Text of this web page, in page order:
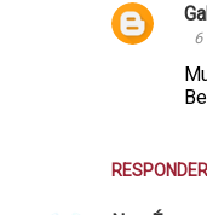
RESPONDER
6